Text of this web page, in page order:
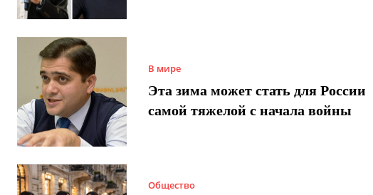
В мире
Эта зима может стать для России
самой тяжелой с начала войны
Общество